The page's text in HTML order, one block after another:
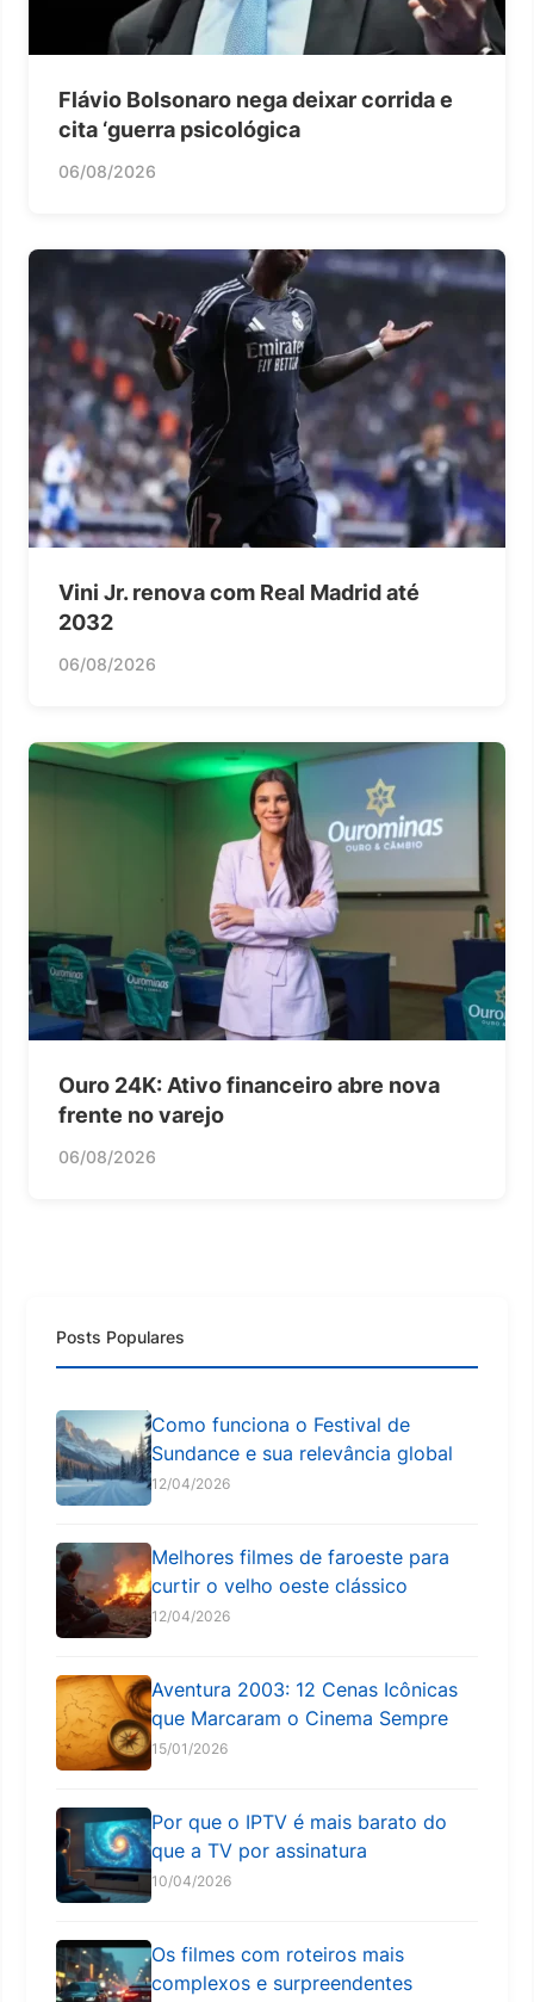
Flávio Bolsonaro nega deixar corrida e
cita ‘guerra psicológica
06/08/2026
Vini Jr. renova com Real Madrid até
2032
06/08/2026
Ouro 24K: Ativo financeiro abre nova
frente no varejo
06/08/2026
Posts Populares
Como funciona o Festival de
Sundance e sua relevância global
12/04/2026
Melhores filmes de faroeste para
curtir o velho oeste clássico
12/04/2026
Aventura 2003: 12 Cenas Icônicas
que Marcaram o Cinema Sempre
15/01/2026
Por que o IPTV é mais barato do
que a TV por assinatura
10/04/2026
Os filmes com roteiros mais
complexos e surpreendentes